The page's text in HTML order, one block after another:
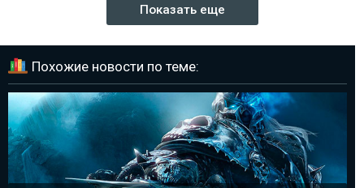
Показать еще
Похожие новости по теме: